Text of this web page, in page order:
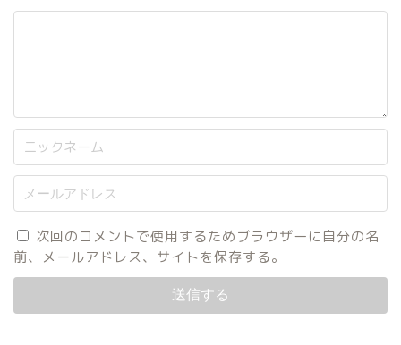
次回のコメントで使用するためブラウザーに自分の名
前、メールアドレス、サイトを保存する。